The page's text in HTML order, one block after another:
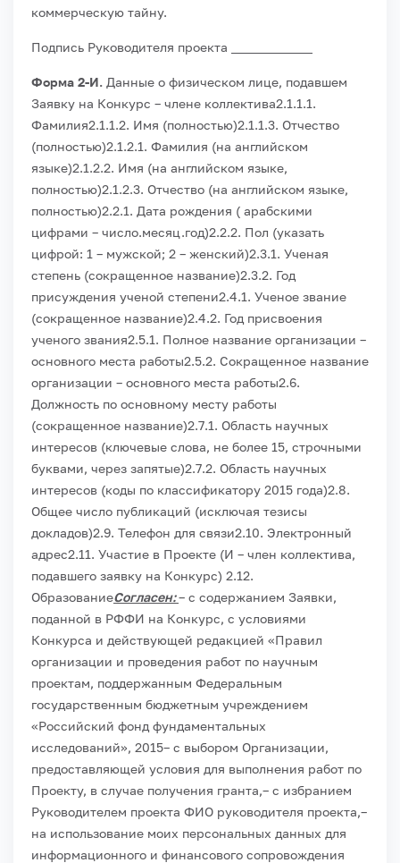
коммерческую тайну.
Подпись Руководителя проекта _____________
Форма 2-И. Данные о физическом лице, подавшем
Заявку на Конкурс – члене коллектива2.1.1.1.
Фамилия2.1.1.2. Имя (полностью)2.1.1.3. Отчество
(полностью)2.1.2.1. Фамилия (на английском
языке)2.1.2.2. Имя (на английском языке,
полностью)2.1.2.3. Отчество (на английском языке,
полностью)2.2.1. Дата рождения ( арабскими
цифрами – число.месяц.год)2.2.2. Пол (указать
цифрой: 1 – мужской; 2 – женский)2.3.1. Ученая
степень (сокращенное название)2.3.2. Год
присуждения ученой степени2.4.1. Ученое звание
(сокращенное название)2.4.2. Год присвоения
ученого звания2.5.1. Полное название организации –
основного места работы2.5.2. Сокращенное название
организации – основного места работы2.6.
Должность по основному месту работы
(сокращенное название)2.7.1. Область научных
интересов (ключевые слова, не более 15, строчными
буквами, через запятые)2.7.2. Область научных
интересов (коды по классификатору 2015 года)2.8.
Общее число публикаций (исключая тезисы
докладов)2.9. Телефон для связи2.10. Электронный
адрес2.11. Участие в Проекте (И – член коллектива,
подавшего заявку на Конкурс) 2.12.
ОбразованиеСогласен:– с содержанием Заявки,
поданной в РФФИ на Конкурс, с условиями
Конкурса и действующей редакцией «Правил
организации и проведения работ по научным
проектам, поддержанным Федеральным
государственным бюджетным учреждением
«Российский фонд фундаментальных
исследований», 2015– с выбором Организации,
предоставляющей условия для выполнения работ по
Проекту, в случае получения гранта,– с избранием
Руководителем проекта ФИО руководителя проекта,–
на использование моих персональных данных для
информационного и финансового сопровождения